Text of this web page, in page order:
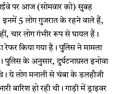
पर आज (सोमवार को) सुबह
इनमें 5 लोग गुजरात के रहने वाले हैं,
चार लोग गंभीर रूप से घायल हैं।
किया गया है। पुलिस ने मामला
के अनुसार, दुर्घटनाग्रस्त इनोवा
थे। ये लोग मनाली से चंबा के डलहौजी
बारिश हो रही थी। गाड़ी में ड्राइवर